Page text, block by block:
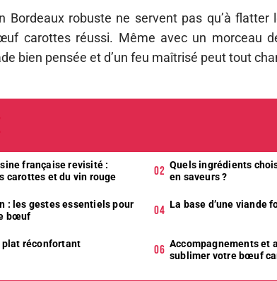
Bordeaux robuste ne servent pas qu’à
carottes réussi. Même avec un morceau
bien pensée et d’un feu maîtrisé peut tout
française revisité :
carottes et du vin rouge
Quels ingrédients
en saveurs ?
: les gestes essentiels pour
bœuf
La base d’une viande
plat réconfortant
Accompagnements et
sublimer votre bœuf